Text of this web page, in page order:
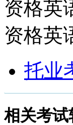
资格英
资格英
托业
相关考试